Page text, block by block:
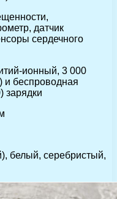
датчик
сердечного
ионный, 3 000
и беспроводная
зарядки
белый, серебристый,